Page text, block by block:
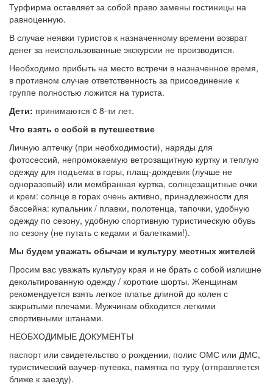
Турфирма оставляет за собой право замены гостиницы на
равноценную.
В случае неявки туристов к назначенному времени возврат
денег за неиспользованные экскурсии не производится.
Необходимо прибыть на место встречи в назначенное время,
в противном случае ответственность за присоединение к
группе полностью ложится на туриста.
Дети: принимаются c 8-ти лет.
Что взять с собой в путешествие
Личную аптечку (при необходимости), наряды для
фотосессий, непромокаемую ветрозащитную куртку и теплую
одежду для подъема в горы, плащ-дождевик (лучше не
одноразовый) или мембранная куртка, солнцезащитные очки
и крем: солнце в горах очень активно, принадлежности для
бассейна: купальник / плавки, полотенца, тапочки, удобную
одежду по сезону, удобную спортивную туристическую обувь
по сезону (не путать с кедами и балетками!).
Мы будем уважать обычаи и культуру местных жителей
Просим вас уважать культуру края и не брать с собой излишне
декольтированную одежду / короткие шорты. Женщинам
рекомендуется взять легкое платье длиной до колен с
закрытыми плечами. Мужчинам обходится легкими
спортивными штанами.
НЕОБХОДИМЫЕ ДОКУМЕНТЫ
паспорт или свидетельство о рождении, полис ОМС или ДМС,
туристический ваучер-путевка, памятка по туру (отправляется
ближе к заезду).